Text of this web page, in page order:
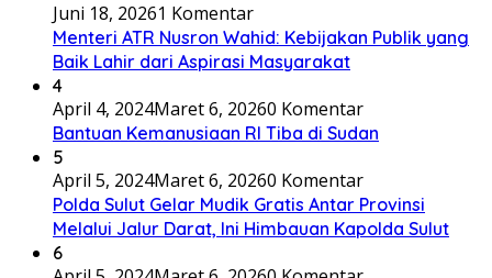
Juni 18, 20261 Komentar
Menteri ATR Nusron Wahid: Kebijakan Publik yang
Baik Lahir dari Aspirasi Masyarakat
4
April 4, 2024Maret 6, 20260 Komentar
Bantuan Kemanusiaan RI Tiba di Sudan
5
April 5, 2024Maret 6, 20260 Komentar
Polda Sulut Gelar Mudik Gratis Antar Provinsi
Melalui Jalur Darat, Ini Himbauan Kapolda Sulut
6